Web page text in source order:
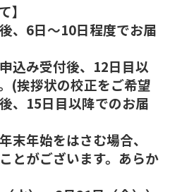
】
、6日～10日程度でお届
込み受付後、12日目以
(挨拶状の校正をご希望
、15日目以降でのお届
年始をはさむ場合、
とがございます。あらか